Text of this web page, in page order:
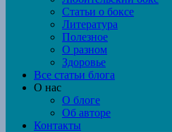
Статьи о боксе
Литература
Полезное
О разном
Здоровье
Все статьи блога
О нас
О блоге
Об авторе
Контакты